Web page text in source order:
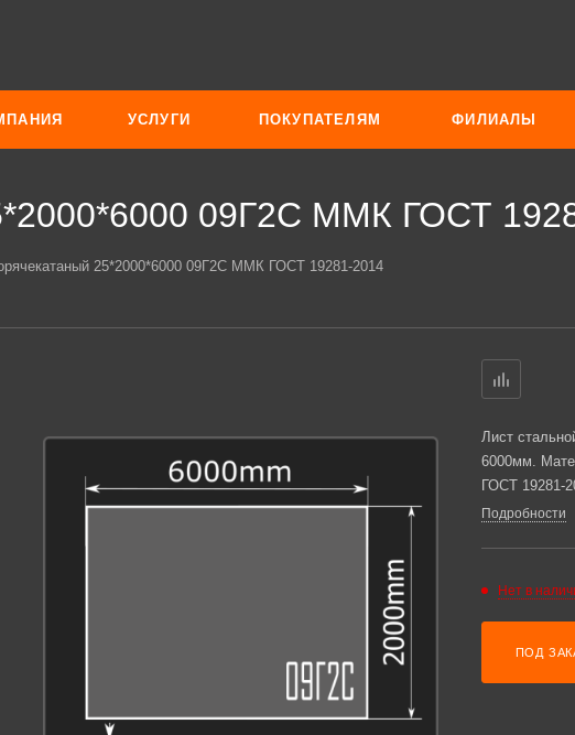
УСЛУГИ ПОКУПАТЕЛЯМ ФИЛИАЛЫ
09Г2С ММК ГОСТ
25*2000*6000 09Г2С ММК ГОСТ 19281-2014
Лист
6000мм.
ГОСТ 19281-
Подробности
Нет в
ПОД